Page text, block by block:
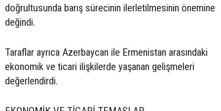
doğrultusunda barış sürecinin ilerletilmesinin önemine
değindi.
Taraflar ayrıca Azerbaycan ile Ermenistan arasındaki
ekonomik ve ticari ilişkilerde yaşanan gelişmeleri
değerlendirdi.